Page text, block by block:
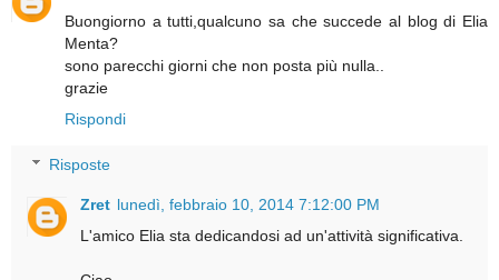
Buongiorno a tutti,qualcuno sa che succede al blog di Elia
Menta?
sono parecchi giorni che non posta più nulla..
grazie
Rispondi
Risposte
Zret lunedì, febbraio 10, 2014 7:12:00 PM
L'amico Elia sta dedicandosi ad un'attività significativa.